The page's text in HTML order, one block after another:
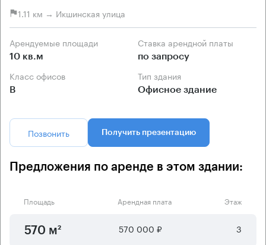
1.11 км → Икшинская улица
Арендуемые площади
10 кв.м
Ставка арендной платы
по запросу
Класс офисов
B
Тип здания
Офисное здание
Позвонить Получить презентацию
Предложения по аренде в этом здании:
Площадь Арендная плата Этаж
570 м² 570 000 ₽ 3